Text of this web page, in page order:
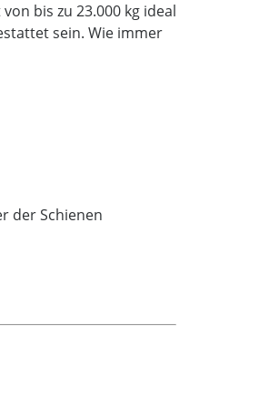
bis zu 23.000 kg ideal
sein. Wie immer
der Schienen